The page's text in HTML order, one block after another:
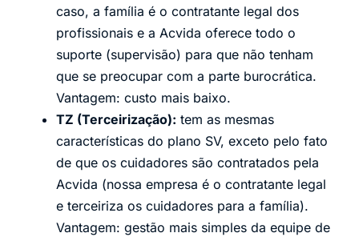
caso, a família é o contratante legal dos
profissionais e a Acvida oferece todo o
suporte (supervisão) para que não tenham
que se preocupar com a parte burocrática.
Vantagem: custo mais baixo.
TZ (Terceirização): tem as mesmas
características do plano SV, exceto pelo fato
de que os cuidadores são contratados pela
Acvida (nossa empresa é o contratante legal
e terceiriza os cuidadores para a família).
Vantagem: gestão mais simples da equipe de